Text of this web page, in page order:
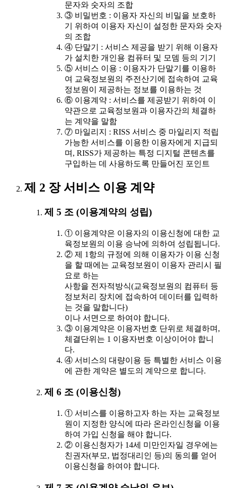
문자와 숫자의 조합
③ 비밀번호 : 이용자 자신의 비밀을 보호하
기 위하여 이용자 자신이 설정한 문자와 숫자
의 조합
④ 단말기 : 서비스 제공을 받기 위해 이용자
가 설치한 개인용 컴퓨터 및 모뎀 등의 기기
⑤ 서비스 이용 : 이용자가 단말기를 이용하
여 교육정보원의 주전산기에 접속하여 교육
정보원이 제공하는 정보를 이용하는 것
⑥ 이용계약 : 서비스를 제공받기 위하여 이
약관으로 교육정보원과 이용자간의 체결하
는 계약을 말함
⑦ 마일리지 : RISS 서비스 중 마일리지 적립
가능한 서비스를 이용한 이용자에게 지급되
며, RISS가 제공하는 특정 디지털 콘텐츠를
구입하는 데 사용하도록 만들어진 포인트
제 2 장 서비스 이용 계약
제 5 조 (이용계약의 성립)
① 이용계약은 이용자의 이용신청에 대한 교
육정보원의 이용 승낙에 의하여 성립됩니다.
② 제 1항의 규정에 의해 이용자가 이용 신청
을 할 때에는 교육정보원이 이용자 관리시 필
요로 하는
사항을 전자적방식(교육정보원의 컴퓨터 등
정보처리 장치에 접속하여 데이터를 입력하
는 것을 말합니다)
이나 서면으로 하여야 합니다.
③ 이용계약은 이용자번호 단위로 체결하며,
체결단위는 1 이용자번호 이상이어야 합니
다.
④ 서비스의 대량이용 등 특별한 서비스 이용
에 관한 계약은 별도의 계약으로 합니다.
제 6 조 (이용신청)
① 서비스를 이용하고자 하는 자는 교육정보
원이 지정한 양식에 따라 온라인신청을 이용
하여 가입 신청을 해야 합니다.
② 이용신청자가 14세 미만인자일 경우에는
친권자(부모, 법정대리인 등)의 동의를 얻어
이용신청을 하여야 합니다.